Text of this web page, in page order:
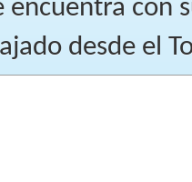
encuentra con
desde el